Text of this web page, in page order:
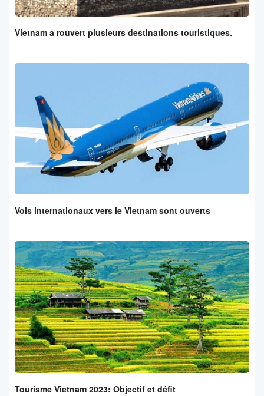
Vietnam a rouvert plusieurs destinations touristiques.
Vols internationaux vers le Vietnam sont ouverts
Tourisme Vietnam 2023: Objectif et défit